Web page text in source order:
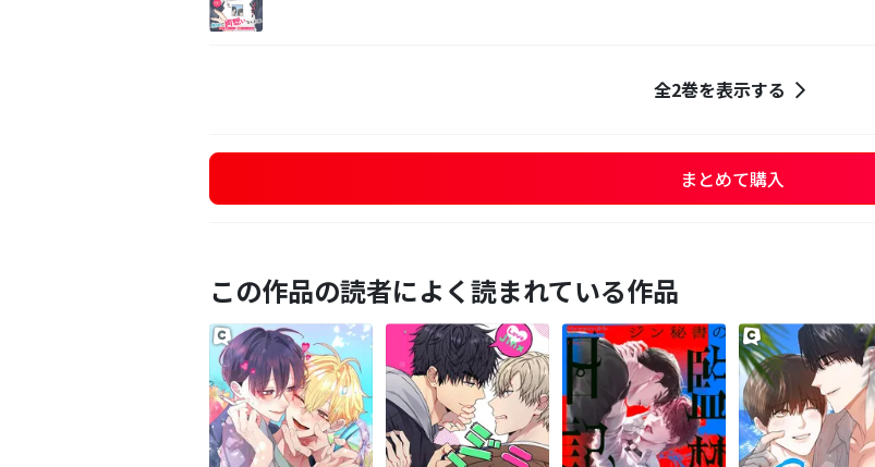
全2巻を表示する
まとめて購入
この作品の読者によく読まれている作品